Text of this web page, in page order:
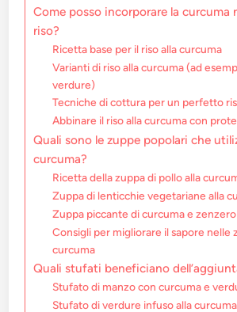
Come posso incorporare la curcuma
riso?
Ricetta base per il riso alla curcuma
Varianti di riso alla curcuma (ad
verdure)
Tecniche di cottura per un perfetto
Abbinare il riso alla curcuma con
Quali sono le zuppe popolari che
curcuma?
Ricetta della zuppa di pollo alla
Zuppa di lenticchie vegetariane alla
Zuppa piccante di curcuma e zenzero
Consigli per migliorare il sapore nelle
curcuma
Quali stufati beneficiano
Stufato di manzo con curcuma e
Stufato di verdure infuso alla curcuma